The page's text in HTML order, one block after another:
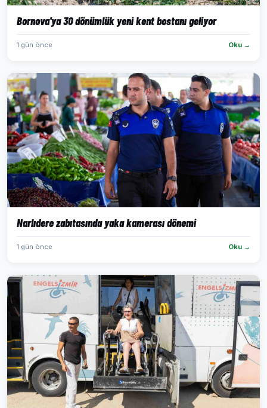
Bornova'ya 30 dönümlük yeni kent bostanı geliyor
1 gün önce Oku →
Narlıdere zabıtasında yaka kamerası dönemi
1 gün önce Oku →